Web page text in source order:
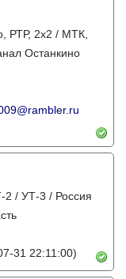
РТР, 2х2 / МТК,
Останкино
2 / УТ-3 / Россия
31 22:11:00)